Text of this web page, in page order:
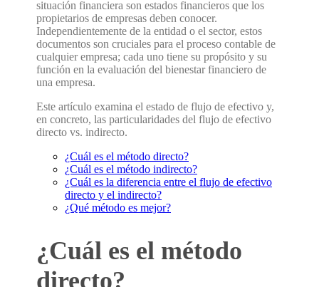
situación financiera son estados financieros que los
propietarios de empresas deben conocer.
Independientemente de la entidad o el sector, estos
documentos son cruciales para el proceso contable de
cualquier empresa; cada uno tiene su propósito y su
función en la evaluación del bienestar financiero de
una empresa.
Este artículo examina el estado de flujo de efectivo y,
en concreto, las particularidades del flujo de efectivo
directo vs. indirecto.
¿Cuál es el método directo?
¿Cuál es el método indirecto?
¿Cuál es la diferencia entre el flujo de efectivo
directo y el indirecto?
¿Qué método es mejor?
¿Cuál es el método
directo?